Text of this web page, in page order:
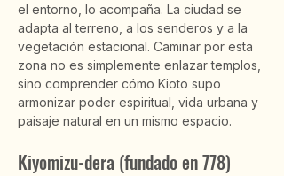
el entorno, lo acompaña. La ciudad se
adapta al terreno, a los senderos y a la
vegetación estacional. Caminar por esta
zona no es simplemente enlazar templos,
sino comprender cómo Kioto supo
armonizar poder espiritual, vida urbana y
paisaje natural en un mismo espacio.
Kiyomizu-dera (fundado en 778)